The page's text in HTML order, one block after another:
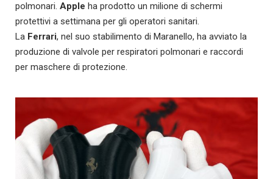
polmonari. Apple ha prodotto un milione di schermi
protettivi a settimana per gli operatori sanitari.
La Ferrari, nel suo stabilimento di Maranello, ha avviato la
produzione di valvole per respiratori polmonari e raccordi
per maschere di protezione.